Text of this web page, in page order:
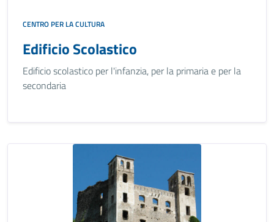
CENTRO PER LA CULTURA
Edificio Scolastico
Edificio scolastico per l'infanzia, per la primaria e per la
secondaria